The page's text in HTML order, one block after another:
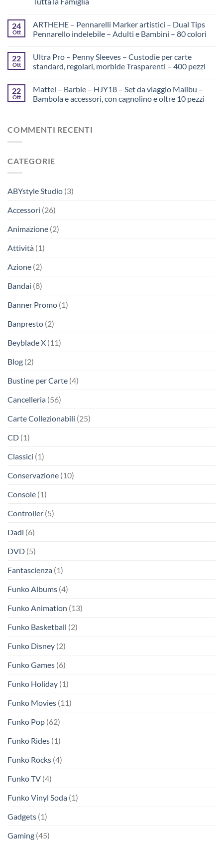
24
Ott
ARTHEHE – Pennarelli Marker artistici – Dual Tips
Pennarello indelebile – Adulti e Bambini – 80 colori
22
Ott
Ultra Pro – Penny Sleeves – Custodie per carte
standard, regolari, morbide Trasparenti – 400 pezzi
22
Ott
Mattel – Barbie – HJY18 – Set da viaggio Malibu –
Bambola e accessori, con cagnolino e oltre 10 pezzi
COMMENTI RECENTI
CATEGORIE
ABYstyle Studio (3)
Accessori (26)
Animazione (2)
Attività (1)
Azione (2)
Bandai (8)
Banner Promo (1)
Banpresto (2)
Beyblade X (11)
Blog (2)
Bustine per Carte (4)
Cancelleria (56)
Carte Collezionabili (25)
CD (1)
Classici (1)
Conservazione (10)
Console (1)
Controller (5)
Dadi (6)
DVD (5)
Fantascienza (1)
Funko Albums (4)
Funko Animation (13)
Funko Basketball (2)
Funko Disney (2)
Funko Games (6)
Funko Holiday (1)
Funko Movies (11)
Funko Pop (62)
Funko Rides (1)
Funko Rocks (4)
Funko TV (4)
Funko Vinyl Soda (1)
Gadgets (1)
Gaming (45)